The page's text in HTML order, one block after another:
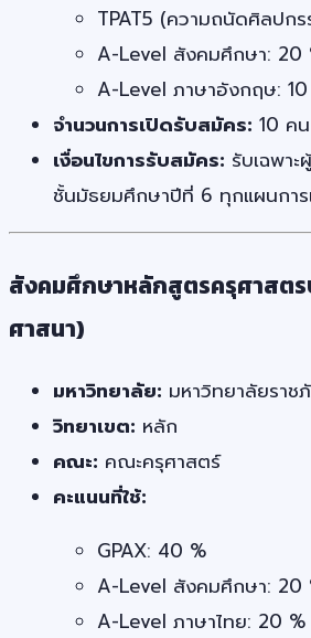
TPAT5 (ความถนัดศิลปก
A-Level สังคมศึกษา: 20
A-Level ภาษาอังกฤษ:
จำนวนการเปิดรับสมัคร: 10 คน
เงื่อนไขการรับสมัคร: รับเฉพาะ
ชั้นมัธยมศึกษาปีที่ 6 ทุกแผนการ
สังคมศึกษาหลักสูตรครุศาสต
ศาสนา)
มหาวิทยาลัย: มหาวิทยาลัยราช
วิทยาเขต: หลัก
คณะ: คณะครุศาสตร์
คะแนนที่ใช้:
GPAX: 40 %
A-Level สังคมศึกษา: 20
A-Level ภาษาไทย: 20 %